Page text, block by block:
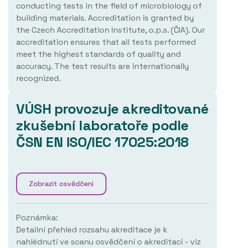
conducting tests in the field of microbiology of
building materials. Accreditation is granted by
the Czech Accreditation Institute, o.p.s. (ČIA). Our
accreditation ensures that all tests performed
meet the highest standards of quality and
accuracy. The test results are internationally
recognized.
VÚSH provozuje akreditované
zkušební laboratoře podle
ČSN EN ISO/IEC 17025:2018
Zobrazit osvědčení
Poznámka:
Detailní přehled rozsahu akreditace je k
nahlédnutí ve scanu osvědčení o akreditaci - viz